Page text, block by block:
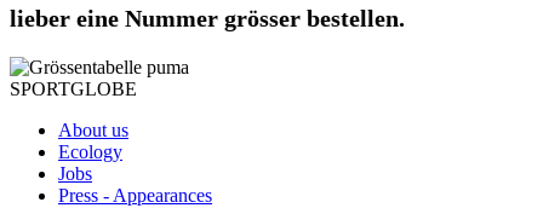
lieber eine Nummer grösser bestellen.
SPORTGLOBE
About us
Ecology
Jobs
Press - Appearances